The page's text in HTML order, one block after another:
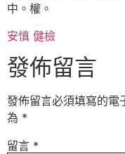
中。權。
安慎 健檢
發佈留言
發佈留言必須填寫的電
為 *
留言 *